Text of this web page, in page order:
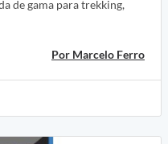
de gama para trekking,
Por Marcelo Ferro